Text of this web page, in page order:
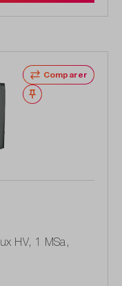
Comparer
Noter
HV, 1 MSa,